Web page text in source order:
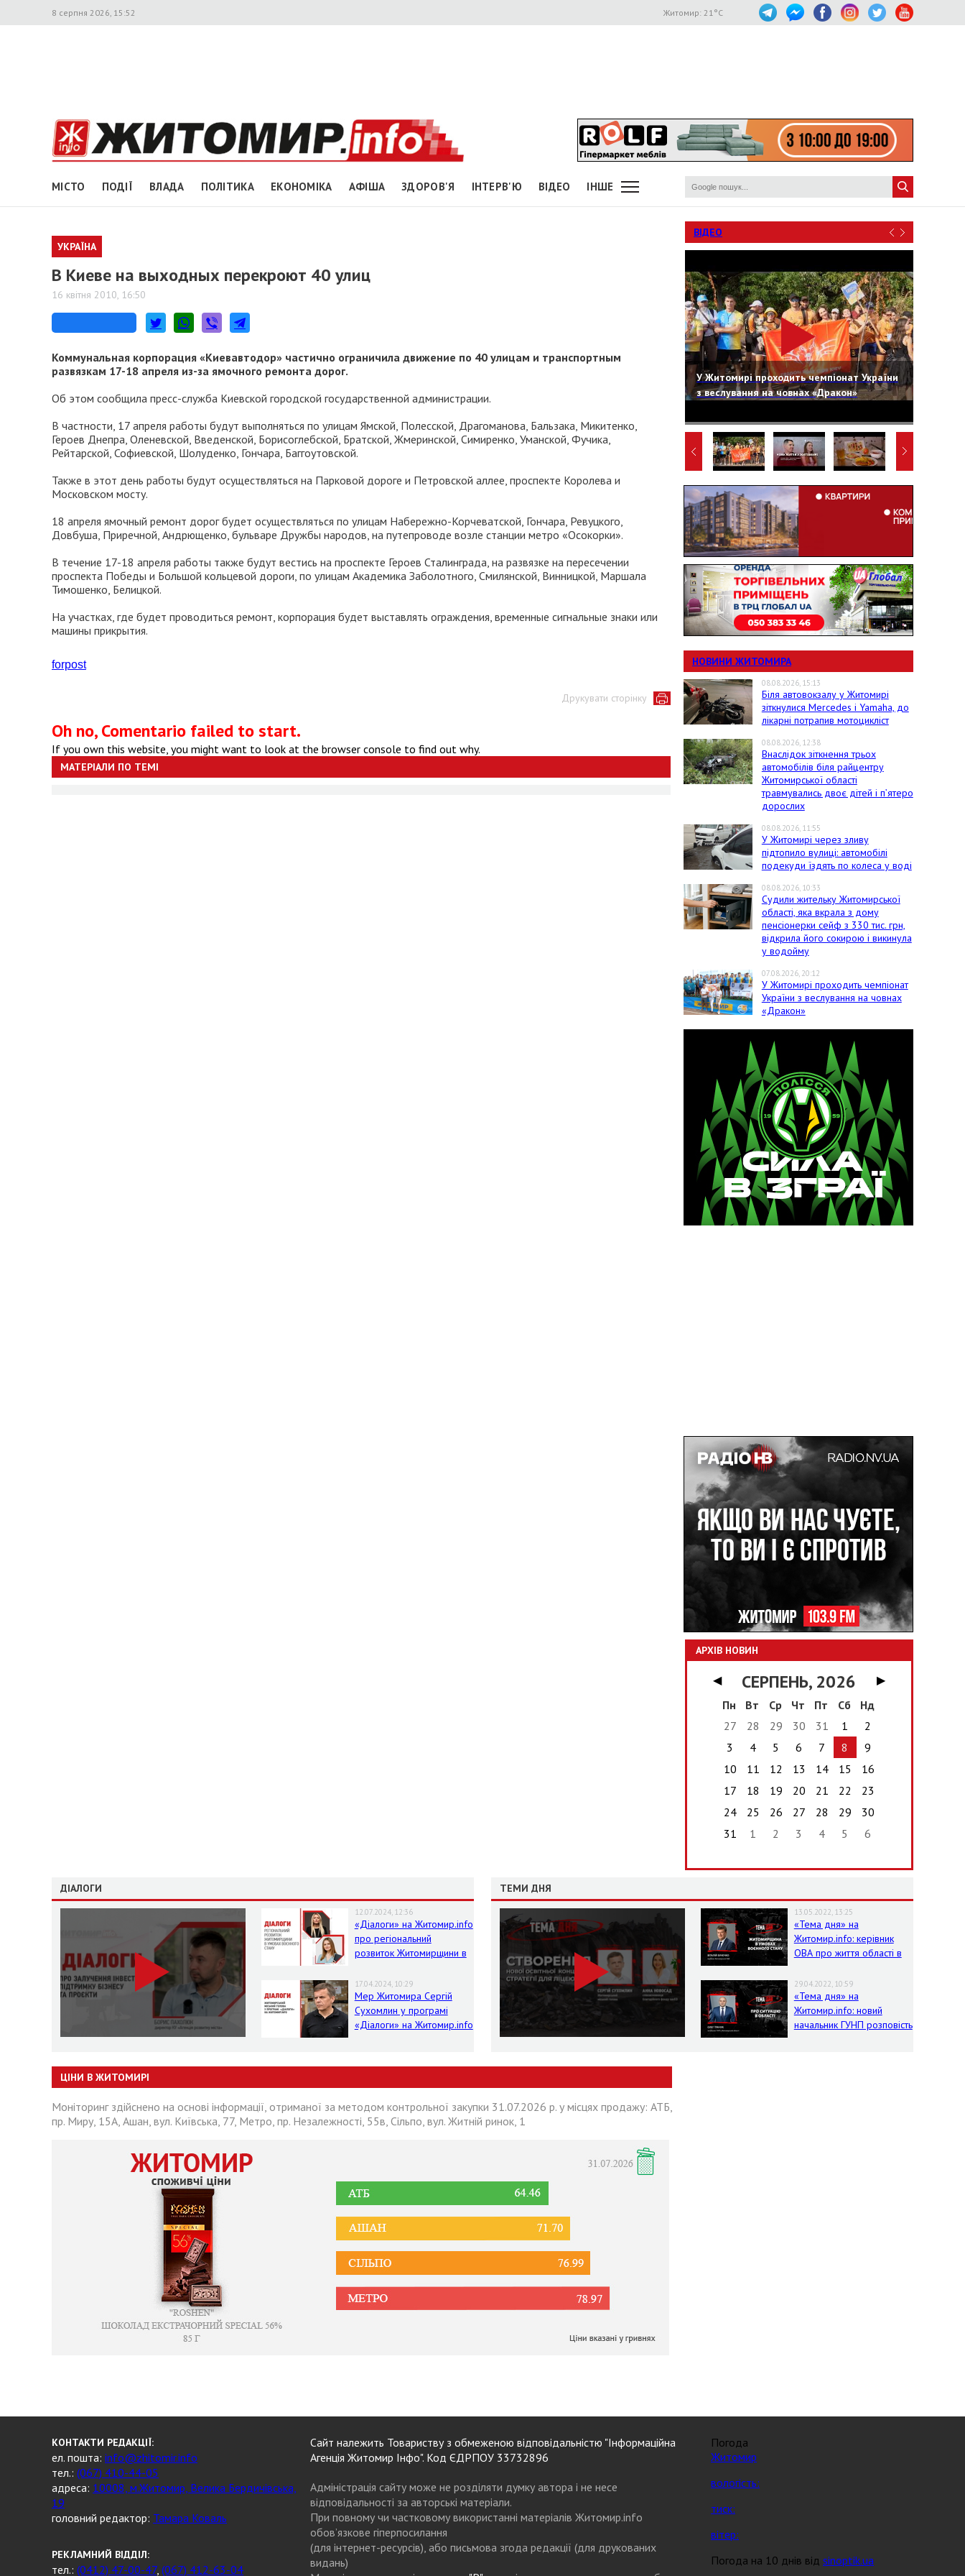
8 серпня 2026, 15:52 Житомир: 21°C
МІСТО ПОДІЇ ВЛАДА ПОЛІТИКА ЕКОНОМІКА АФІША ЗДОРОВ'Я ІНТЕРВ'Ю ВІДЕО ІНШЕ
УКРАЇНА
В Киеве на выходных перекроют 40 улиц
16 квітня 2010, 16:50
Коммунальная корпорация «Киевавтодор» частично ограничила движение по 40 улицам и транспортным
развязкам 17-18 апреля из-за ямочного ремонта дорог.
Об этом сообщила пресс-служба Киевской городской государственной администрации.
В частности, 17 апреля работы будут выполняться по улицам Ямской, Полесской, Драгоманова, Бальзака, Микитенко,
Героев Днепра, Оленевской, Введенской, Борисоглебской, Братской, Жмеринской, Симиренко, Уманской, Фучика,
Рейтарской, Софиевской, Шолуденко, Гончара, Баггоутовской.
Также в этот день работы будут осуществляться на Парковой дороге и Петровской аллее, проспекте Королева и
Московском мосту.
18 апреля ямочный ремонт дорог будет осуществляться по улицам Набережно-Корчеватской, Гончара, Ревуцкого,
Довбуша, Приречной, Андрющенко, бульваре Дружбы народов, на путепроводе возле станции метро «Осокорки».
В течение 17-18 апреля работы также будут вестись на проспекте Героев Сталинграда, на развязке на пересечении
проспекта Победы и Большой кольцевой дороги, по улицам Академика Заболотного, Смилянской, Винницкой, Маршала
Тимошенко, Белицкой.
На участках, где будет проводиться ремонт, корпорация будет выставлять ограждения, временные сигнальные знаки или
машины прикрытия.
forpost
Друкувати сторінку
Oh no, Comentario failed to start.
If you own this website, you might want to look at the browser console to find out why.
МАТЕРІАЛИ ПО ТЕМІ
ВІДЕО
У Житомирі проходить чемпіонат України
з веслування на човнах «Дракон»
НОВИНИ ЖИТОМИРА
08.08.2026, 15:13
Біля автовокзалу у Житомирі
зіткнулися Mercedes і Yamaha, до
лікарні потрапив мотоцикліст
08.08.2026, 12:38
Внаслідок зіткнення трьох
автомобілів біля райцентру
Житомирської області
травмувались двоє дітей і пʼятеро
дорослих
08.08.2026, 11:55
У Житомирі через зливу
підтопило вулиці: автомобілі
подекуди їздять по колеса у воді
08.08.2026, 10:33
Судили жительку Житомирської
області, яка вкрала з дому
пенсіонерки сейф з 330 тис. грн,
відкрила його сокирою і викинула
у водойму
07.08.2026, 20:12
У Житомирі проходить чемпіонат
України з веслування на човнах
«Дракон»
АРХІВ НОВИН
◀ СЕРПЕНЬ, 2026
▶
Пн
Вт Ср Чт Пт Сб
Нд
27
28 29 30 31 1
2
3
4 5 6 7 8
9
10
11 12 13 14 15
16
17
18 19 20 21 22
23
24
25 26 27 28 29
30
31
1 2 3 4 5 6
ДІАЛОГИ
12.07.2024, 12:36
«Діалоги» на Житомир.info
про регіональний
розвиток Житомирщини в
17.04.2024, 10:29
Мер Житомира Сергій
Сухомлин у програмі
«Діалоги» на Житомир.info
ТЕМИ ДНЯ
13.05.2022, 13:25
«Тема дня» на
Житомир.info: керівник
ОВА про життя області в
29.04.2022, 10:59
«Тема дня» на
Житомир.info: новий
начальник ГУНП розповість
ЦІНИ В ЖИТОМИРІ
Моніторинг здійснено на основі інформації, отриманої за методом контрольної закупки 31.07.2026 р. у місцях продажу: АТБ,
пр. Миру, 15А, Ашан, вул. Київська, 77, Метро, пр. Незалежності, 55в, Сільпо, вул. Житній ринок, 1
КОНТАКТИ РЕДАКЦІЇ:
ел. пошта: info@zhitomir.info
тел.: (067) 410-44-05
адреса: 10008, м.Житомир, Велика Бердичівська,
19
головний редактор: Тамара Коваль
РЕКЛАМНИЙ ВІДДІЛ:
тел.: (0412) 47-00-47, (067) 412-63-04
Сайт належить Товариству з обмеженою відповідальністю "Інформаційна
Агенція Житомир Інфо". Код ЄДРПОУ 33732896
Адміністрація сайту може не розділяти думку автора і не несе
відповідальності за авторські матеріали.
При повному чи частковому використанні матеріалів Житомир.info
обов’язкове гіперпосилання
(для інтернет-ресурсів), або письмова згода редакції (для друкованих
видань)
Погода
Житомир
вологість:
тиск:
вітер:
Погода на 10 днів від sinoptik.ua